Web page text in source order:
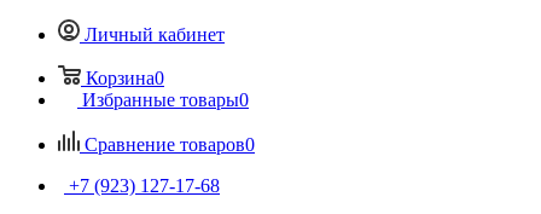
Личный кабинет
Корзина0
Избранные товары0
Сравнение товаров0
+7 (923) 127-17-68